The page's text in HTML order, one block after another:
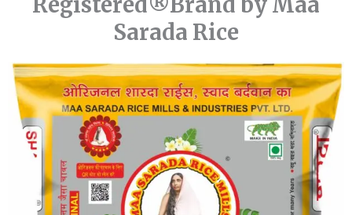
Sarada Rice